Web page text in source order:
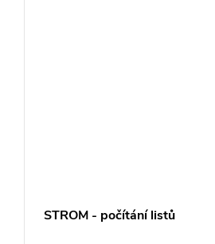
STROM - počítání listů